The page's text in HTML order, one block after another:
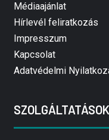
Médiaajánlat
Hírlevél feliratkozás
Impresszum
Kapcsolat
Adatvédelmi
SZOLGÁLTATÁSOK